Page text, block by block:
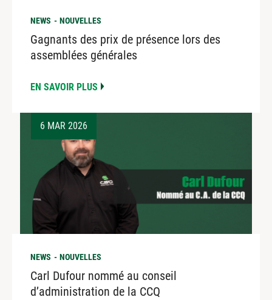
NEWS NOUVELLES
Gagnants des prix de présence lors des
assemblées générales
EN SAVOIR PLUS
6 MAR 2026
NEWS NOUVELLES
Carl Dufour nommé au conseil
d’administration de la CCQ